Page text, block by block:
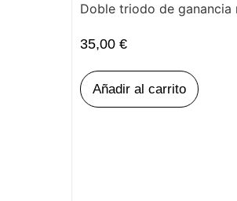
Doble triodo de ganancia
35,00 €
Añadir al carrito